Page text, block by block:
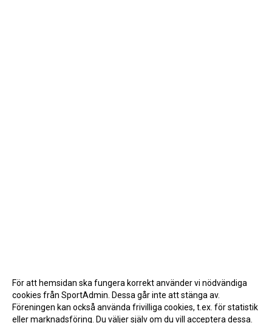
För att hemsidan ska fungera korrekt använder vi nödvändiga
cookies från SportAdmin. Dessa går inte att stänga av.
Föreningen kan också använda frivilliga cookies, t.ex. för statistik
eller marknadsföring. Du väljer själv om du vill acceptera dessa.